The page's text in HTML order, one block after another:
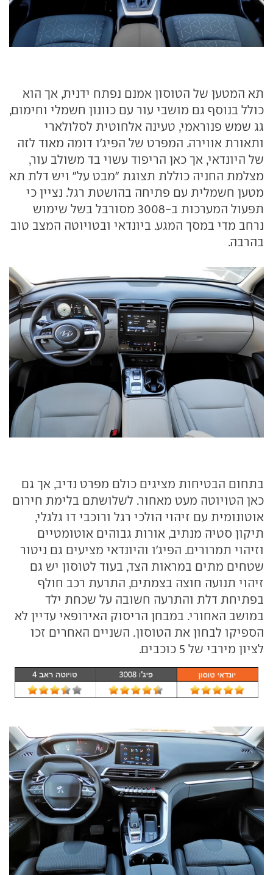
תא המטען של הטוסון אמנם נפתח ידנית, אך הוא
כולל בנוסף גם מושבי עור עם כוונון חשמלי וחימום,
גג שמש פנוראמי, טעינה אלחוטית לסלולארי
ותאורת אווירה. המפרט של הפיג'ו דומה מאוד לזה
של היונדאי, אך כאן הריפוד עשוי בד משולב עור,
מצלמת החניה כוללת תצוגת "מבט על" ויש דלת תא
מטען חשמלית עם פתיחה בהושטת רגל. נציין כי
תפעול המערכות ב-3008 מסורבל בשל שימוש
נרחב מדי במסך המגע. ביונדאי ובטויוטה המצב טוב
בהרבה.
בתחום הבטיחות מציגים כולם מפרט נדיב, אך גם
כאן הטויוטה מעט מאחור. לשלושתם בלימת חירום
אוטונומית עם זיהוי הולכי רגל ורוכבי דו גלגלי,
תיקון סטיה מנתיב, אורות גבוהים אוטומטיים
וזיהוי תמרורים. הפיג'ו והיונדאי מציעים גם ניטור
שטחים מתים במראות הצד, בעוד לטוסון יש גם
זיהוי תנועה חוצה בצמתים, התרעת רכב חולף
בפתיחת דלת והתרעה חשובה על שכחת ילד
במושב האחורי. במבחן הריסוק האירופאי עדיין לא
הספיקו לבחון את הטוסון. השניים האחרים זכו
לציון מירבי של 5 כוכבים.